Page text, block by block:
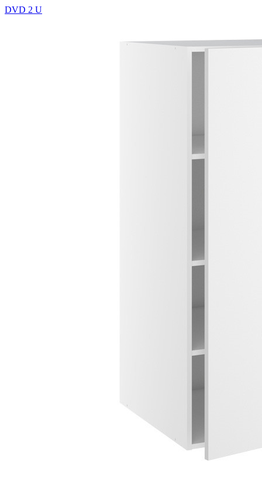
DVD 2 U